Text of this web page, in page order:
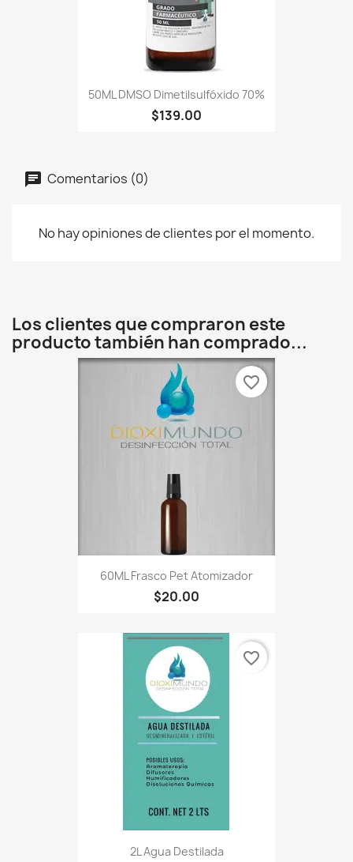
50ML DMSO Dimetilsulfóxido 70%
$139.00
Comentarios (0)
No hay opiniones de clientes por el momento.
Los clientes que compraron este
producto también han comprado...
60ML Frasco Pet Atomizador
$20.00
favorite_border
2L Agua Destilada
favorite_border